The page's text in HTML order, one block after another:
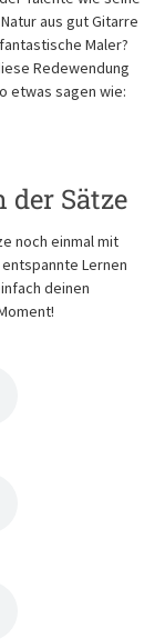
aus gut Gitarre
Maler?
Redewendung
etwas sagen wie:
Sätze
noch einmal mit
Lernen
deinen